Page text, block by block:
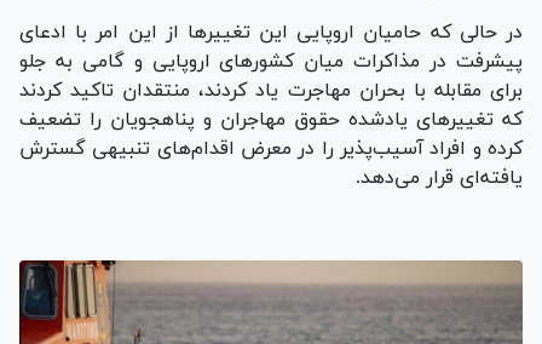
در حالی که حامیان اروپایی این تغییر‌ها از این امر با ادعای
پیشرفت در مذاکرات میان کشور‌های اروپایی و گامی به جلو
برای مقابله با بحران مهاجرت یاد کردند، منتقدان تاکید کردند
که تغییر‌های یادشده حقوق مهاجران و پناهجویان را تضعیف
کرده و افراد آسیب‌پذیر را در معرض اقدام‌های تنبیهی گسترش
یافته‌ای قرار می‌دهد.